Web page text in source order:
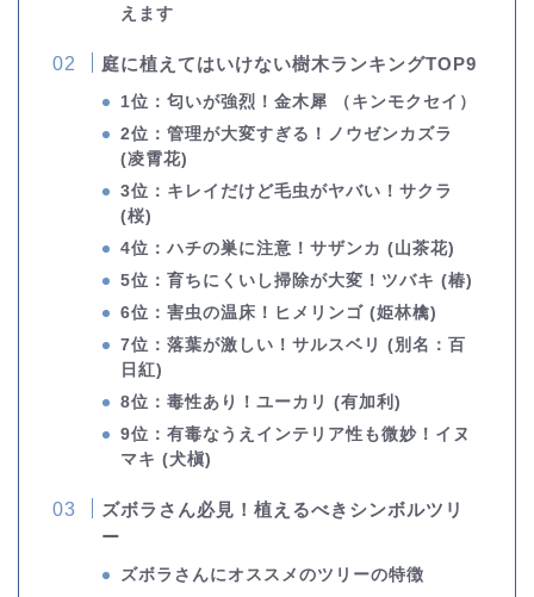
えます
庭に植えてはいけない樹木ランキングTOP9
1位：匂いが強烈！金木犀 （キンモクセイ）
2位：管理が大変すぎる！ノウゼンカズラ
(凌霄花)
3位： キレイだけど毛虫がヤバい！サクラ
(桜)
4位：ハチの巣に注意！サザンカ (山茶花)
5位：育ちにくいし掃除が大変！ツバキ (椿)
6位：害虫の温床！ヒメリンゴ (姫林檎)
7位：落葉が激しい！サルスベリ (別名：百
日紅)
8位：毒性あり！ユーカリ (有加利)
9位：有毒なうえインテリア性も微妙！イヌ
マキ (犬槇)
ズボラさん必見！植えるべきシンボルツリ
ー
ズボラさんにオススメのツリーの特徴